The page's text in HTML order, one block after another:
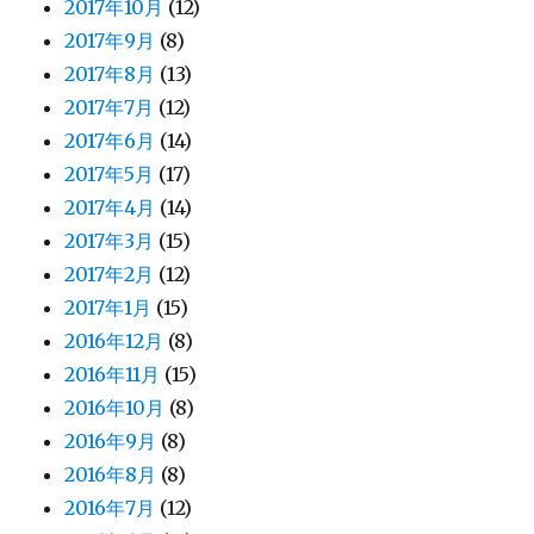
2017年10月 (12)
2017年9月 (8)
2017年8月 (13)
2017年7月 (12)
2017年6月 (14)
2017年5月 (17)
2017年4月 (14)
2017年3月 (15)
2017年2月 (12)
2017年1月 (15)
2016年12月 (8)
2016年11月 (15)
2016年10月 (8)
2016年9月 (8)
2016年8月 (8)
2016年7月 (12)